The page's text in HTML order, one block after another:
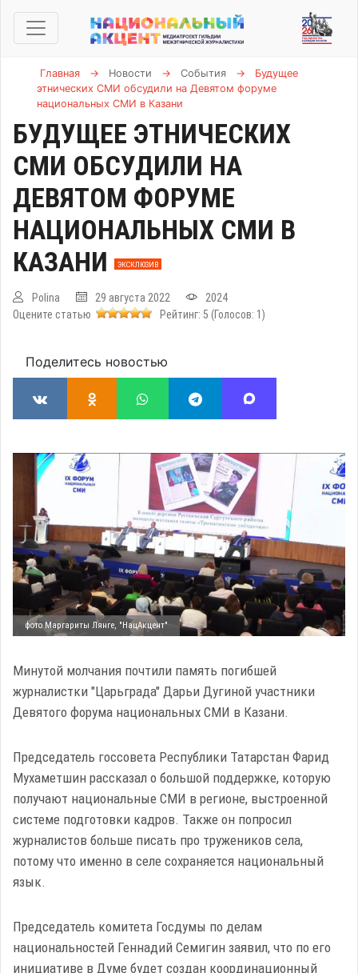
Главная → Новости → События →
Будущее
этнических СМИ обсудили на Девятом форуме
национальных СМИ в Казани
БУДУЩЕЕ ЭТНИЧЕСКИХ
СМИ ОБСУДИЛИ НА
ДЕВЯТОМ ФОРУМЕ
НАЦИОНАЛЬНЫХ СМИ В
КАЗАНИ
ЭКСКЛЮЗИВ
Polina 29 августа 2022
2024
Оцените статью
Рейтинг: 5 (Голосов: 1 )
Поделитесь новостью
фото Маргариты Лянге, "НацАкцент"
Минутой молчания почтили память погибшей
журналистки "Царьграда" Дарьи Дугиной участники
Девятого форума национальных СМИ в Казани.
Председатель госсовета Республики Татарстан Фарид
Мухаметшин рассказал о большой поддержке, которую
получают национальные СМИ в регионе, выстроенной
системе подготовки кадров. Также он попросил
журналистов больше писать про тружеников села,
потому что именно в селе сохраняется национальный
язык.
Председатель комитета Госдумы по делам
национальностей Геннадий Семигин заявил, что по его
инициативе в Думе будет создан координационный